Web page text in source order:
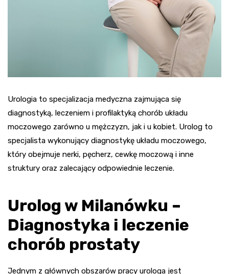
Urologia to specjalizacja medyczna zajmująca się
diagnostyką, leczeniem i profilaktyką chorób układu
moczowego zarówno u mężczyzn, jak i u kobiet. Urolog to
specjalista wykonujący diagnostykę układu moczowego,
który obejmuje nerki, pęcherz, cewkę moczową i inne
struktury oraz zalecający odpowiednie leczenie.
Urolog w Milanówku –
Diagnostyka i leczenie
chorób prostaty
Jednym z głównych obszarów pracy urologa jest